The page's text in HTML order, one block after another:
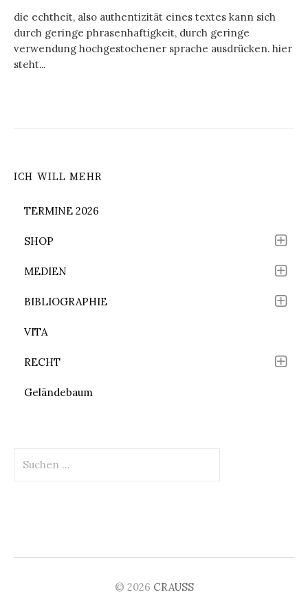
die echtheit, also authentizität eines textes kann sich
durch geringe phrasenhaftigkeit, durch geringe
verwendung hochgestochener sprache ausdrücken. hier
steht...
ICH WILL MEHR
TERMINE 2026
SHOP
MEDIEN
BIBLIOGRAPHIE
VITA
RECHT
Geländebaum
nach:
© 2026 CRAUSS